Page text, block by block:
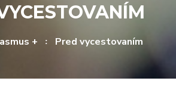
+ Pred vycestovaním